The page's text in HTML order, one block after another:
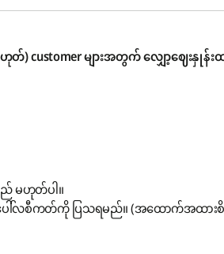
customer များအတွက် လျှော့ဈေးနှုန်းထာ
ည် မဟုတ်ပါ။
ေါ်လစီကတ်ကို ပြသရမည်။ (အထောက်အထား